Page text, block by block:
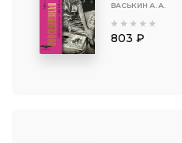
ВАСЬКИН А. А.
803 ₽